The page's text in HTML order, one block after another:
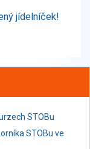
jídelníček!
STOBu
STOBu ve